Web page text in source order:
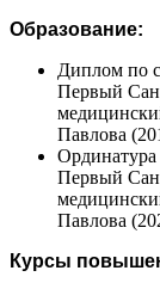
Образование:
Диплом по
Первый
Павлова
Ординатура
Первый
Павлова
Курсы